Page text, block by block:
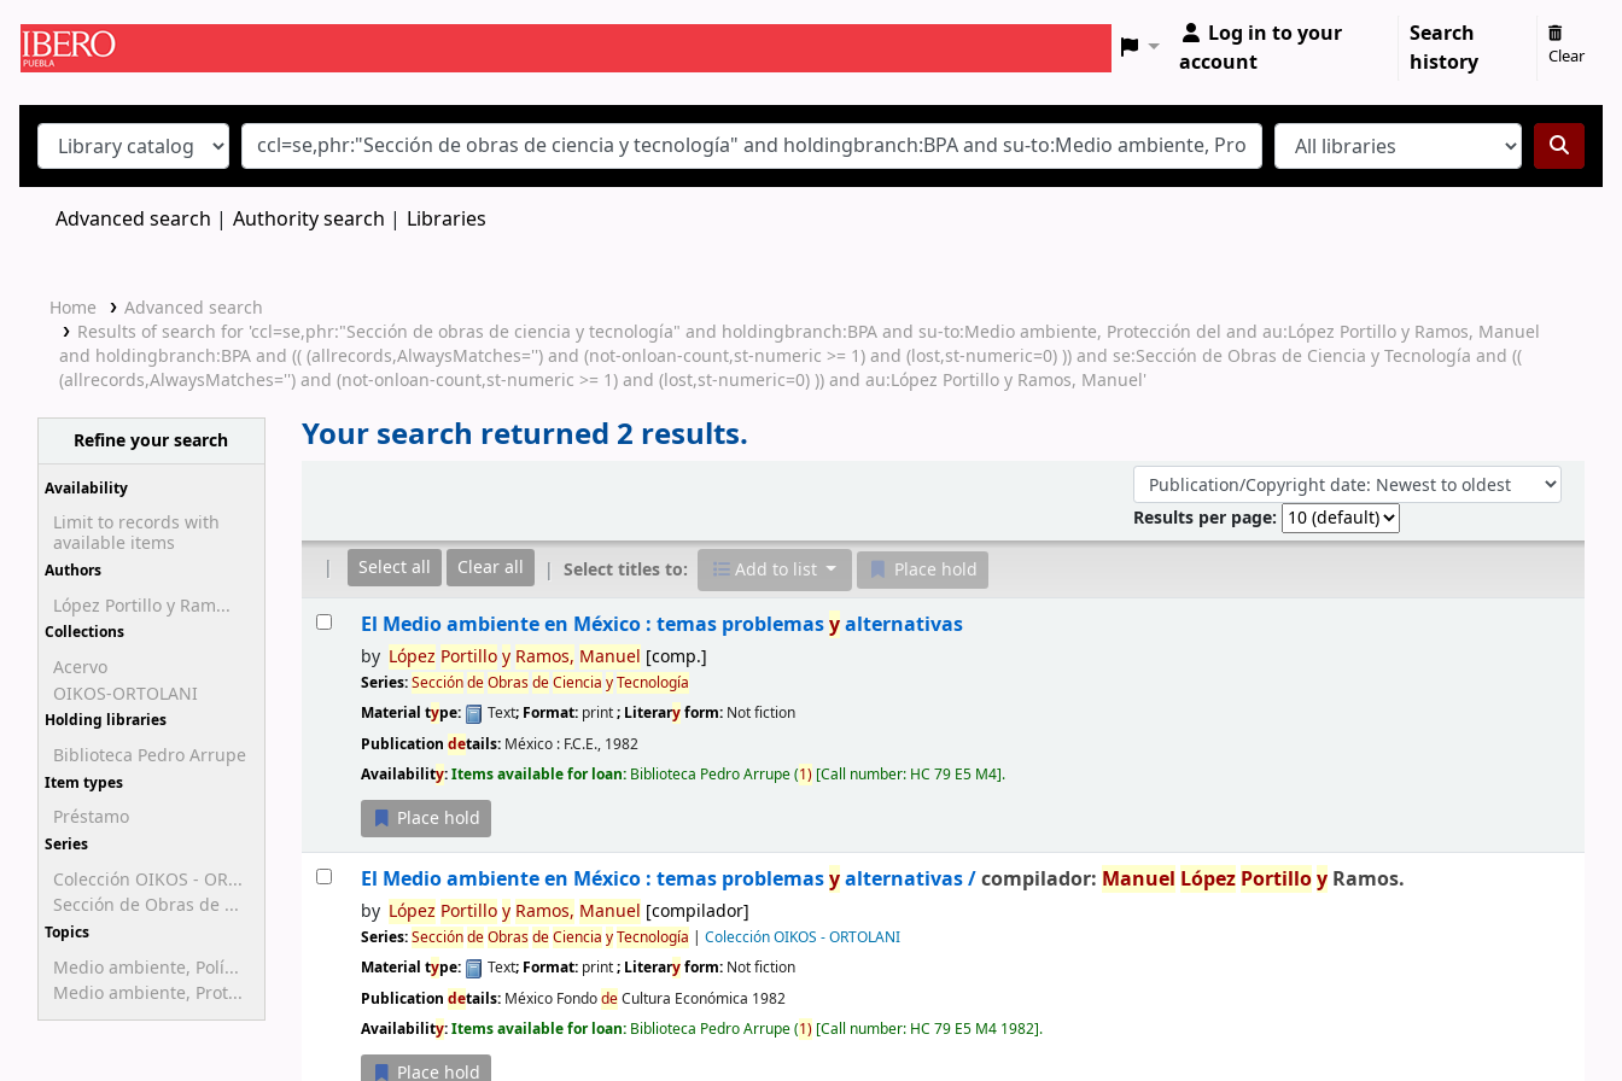
Log in to your
account
Search
history
Clear
Advanced search Authority search Libraries
Home
Advanced search
Results of search for 'ccl=se,phr:"Sección de obras de ciencia y tecnología" and holdingbranch:BPA and su-to:Medio ambiente, Protección del and au:López Portillo y Ramos, Manuel
and holdingbranch:BPA and (( (allrecords,AlwaysMatches='') and (not-onloan-count,st-numeric >= 1) and (lost,st-numeric=0) )) and se:Sección de Obras de Ciencia y Tecnología and ((
(allrecords,AlwaysMatches='') and (not-onloan-count,st-numeric >= 1) and (lost,st-numeric=0) )) and au:López Portillo y Ramos, Manuel'
Refine your search
Availability
Limit to records with
available items
Authors
López Portillo y Ram...
Collections
Acervo
OIKOS-ORTOLANI
Holding libraries
Biblioteca Pedro Arrupe
Item types
Préstamo
Series
Colección OIKOS - OR...
Sección de Obras de ...
Topics
Medio ambiente, Polí...
Medio ambiente, Prot...
Your search returned 2 results.
Sort by:
Results per page:
Select all
Clear all Select titles to: Add to list Place hold
Results
El Medio ambiente en México : temas problemasyalternativas
by López Portilloy Ramos, Manuel [comp.]
Series:SeccióndeObrasdeCiencia yTecnología
Material type: Text; Format: print; Literaryform: Not fiction
Publication details: México : F.C.E., 1982
Availability:Items available for loan: Biblioteca Pedro Arrupe(1) Call number: HC 79 E5 M4 .
Place hold
El Medio ambiente en México : temas problemasyalternativas /compilador: Manuel López PortilloyRamos.
by López Portilloy Ramos, Manuel [compilador]
Series:SeccióndeObrasdeCiencia yTecnología
Colección OIKOS - ORTOLANI
Material type: Text; Format: print; Literaryform: Not fiction
Publication details: México FondodeCultura Económica 1982
Availability:Items available for loan: Biblioteca Pedro Arrupe(1) Call number: HC 79 E5 M4 1982 .
Place hold